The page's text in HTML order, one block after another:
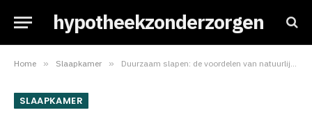
hypotheekzonderzorgen
Home » Slaapkamer » Duurzaam slapen: de voordelen van natuurlijke materialen in je matras
SLAAPKAMER